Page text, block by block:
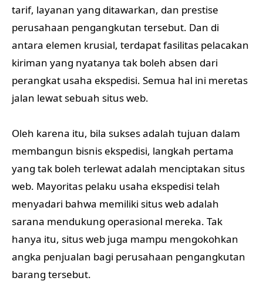
tarif, layanan yang ditawarkan, dan prestise
perusahaan pengangkutan tersebut. Dan di
antara elemen krusial, terdapat fasilitas pelacakan
kiriman yang nyatanya tak boleh absen dari
perangkat usaha ekspedisi. Semua hal ini meretas
jalan lewat sebuah situs web.
Oleh karena itu, bila sukses adalah tujuan dalam
membangun bisnis ekspedisi, langkah pertama
yang tak boleh terlewat adalah menciptakan situs
web. Mayoritas pelaku usaha ekspedisi telah
menyadari bahwa memiliki situs web adalah
sarana mendukung operasional mereka. Tak
hanya itu, situs web juga mampu mengokohkan
angka penjualan bagi perusahaan pengangkutan
barang tersebut.